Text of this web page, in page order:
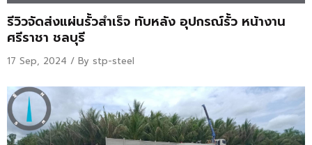
หน้าหลัก
สินค้า
โปรโมชั่น
ติดต่อเรา
รีวิวจัดส่งแผ่นรั้วสำเร็จ ทับหลัง อุปกรณ์รั้ว หน้างาน
ศรีราชา ชลบุรี
17 Sep, 2024 / By stp-steel